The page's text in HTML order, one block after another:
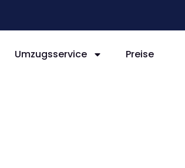
Umzugsservice Preise